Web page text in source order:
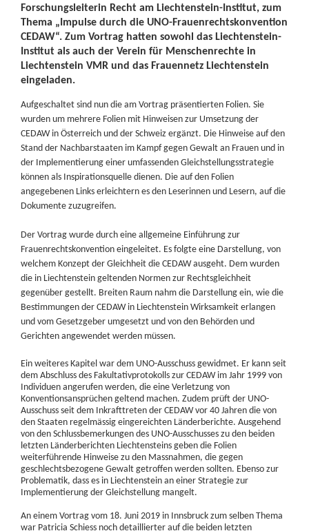
Forschungsleiterin Recht am Liechtenstein-Institut, zum
Thema „Impulse durch die UNO-Frauenrechtskonvention
CEDAW“. Zum Vortrag hatten sowohl das Liechtenstein-
Institut als auch der Verein für Menschenrechte in
Liechtenstein VMR und das Frauennetz Liechtenstein
eingeladen.
Aufgeschaltet sind nun die am Vortrag präsentierten Folien. Sie
wurden um mehrere Folien mit Hinweisen zur Umsetzung der
CEDAW in Österreich und der Schweiz ergänzt. Die Hinweise auf den
Stand der Nachbarstaaten im Kampf gegen Gewalt an Frauen und in
der Implementierung einer umfassenden Gleichstellungsstrategie
können als Inspirationsquelle dienen. Die auf den Folien
angegebenen Links erleichtern es den Leserinnen und Lesern, auf die
Dokumente zuzugreifen.
Der Vortrag wurde durch eine allgemeine Einführung zur
Frauenrechtskonvention eingeleitet. Es folgte eine Darstellung, von
welchem Konzept der Gleichheit die CEDAW ausgeht. Dem wurden
die in Liechtenstein geltenden Normen zur Rechtsgleichheit
gegenüber gestellt. Breiten Raum nahm die Darstellung ein, wie die
Bestimmungen der CEDAW in Liechtenstein Wirksamkeit erlangen
und vom Gesetzgeber umgesetzt und von den Behörden und
Gerichten angewendet werden müssen.
Ein weiteres Kapitel war dem UNO-Ausschuss gewidmet. Er kann seit
dem Abschluss des Fakultativprotokolls zur CEDAW im Jahr 1999 von
Individuen angerufen werden, die eine Verletzung von
Konventionsansprüchen geltend machen. Zudem prüft der UNO-
Ausschuss seit dem Inkrafttreten der CEDAW vor 40 Jahren die von
den Staaten regelmässig eingereichten Länderberichte. Ausgehend
von den Schlussbemerkungen des UNO-Ausschusses zu den beiden
letzten Länderberichten Liechtensteins geben die Folien
weiterführende Hinweise zu den Massnahmen, die gegen
geschlechtsbezogene Gewalt getroffen werden sollten. Ebenso zur
Problematik, dass es in Liechtenstein an einer Strategie zur
Implementierung der Gleichstellung mangelt.
An einem Vortrag vom 18. Juni 2019 in Innsbruck zum selben Thema
war Patricia Schiess noch detaillierter auf die beiden letzten